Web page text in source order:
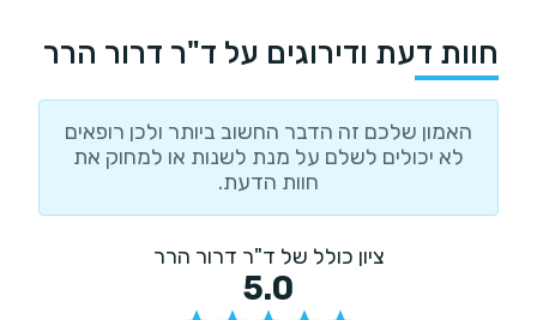
חוות דעת ודירוגים על ד"ר דרור הרר
האמון שלכם זה הדבר החשוב ביותר ולכן רופאים
לא יכולים לשלם על מנת לשנות או למחוק את
חוות הדעת.
ציון כולל של ד"ר דרור הרר
5.0